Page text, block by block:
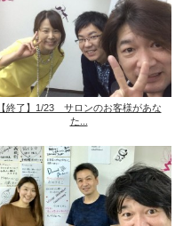
【終了】1/23 サロンのお客様があな
た...